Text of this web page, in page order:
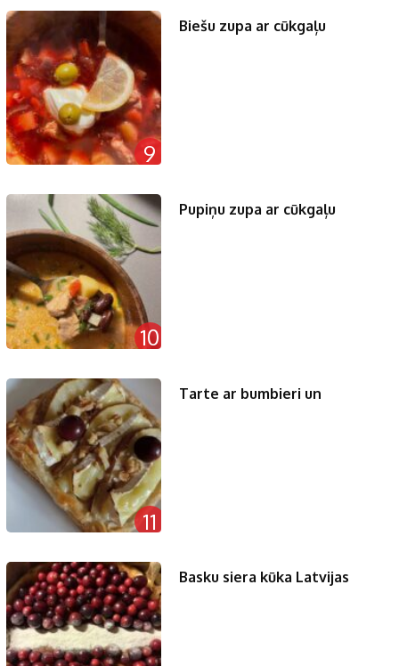
9
Biešu zupa ar cūkgaļu
10
Pupiņu zupa ar cūkgaļu
11
Tarte ar bumbieri un
Basku siera kūka Latvijas